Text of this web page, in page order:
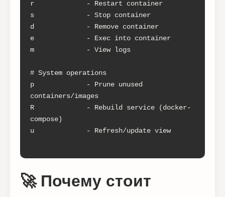
r             - Restart container
s             - Stop container
d             - Remove container
e             - Exec into container
m             - View logs
# System operations
p             - Prune unused
containers/images
R             - Rebuild service (docker-
compose)
u             - Refresh/update view
🚀 Почему стоит